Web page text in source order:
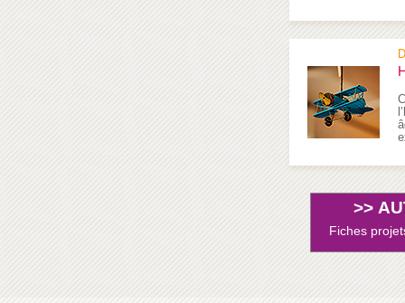
>>
Fiches